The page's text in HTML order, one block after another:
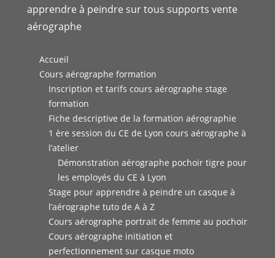
apprendre à peindre sur tous supports vente
aérographe
Accueil
Cours aérographe formation
Inscription et tarifs cours aérographe stage
formation
Fiche descriptive de la formation aérographie
1 ère session du CE de Lyon cours aérographe à
l’atelier
Démonstration aérographe pochoir tigre pour
les employés du CE à Lyon
Stage pour apprendre à peindre un casque à
l’aérographe tuto de A à Z
Cours aérographe portrait de femme au pochoir
Cours aérographe initiation et
perfectionnement sur casque moto